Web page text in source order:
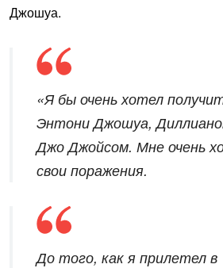
Джошуа.
«Я бы очень хотел
Энтони Джошуа,
Джо Джойсом. Мне очень
свои поражения.
До того, как я прилетел в